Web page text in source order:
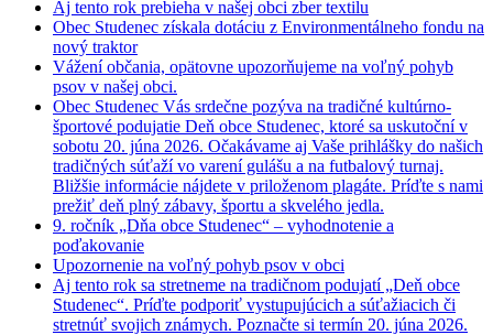
Aj tento rok prebieha v našej obci zber textilu
Obec Studenec získala dotáciu z Environmentálneho fondu na
nový traktor
Vážení občania, opätovne upozorňujeme na voľný pohyb
psov v našej obci.
Obec Studenec Vás srdečne pozýva na tradičné kultúrno-
športové podujatie Deň obce Studenec, ktoré sa uskutoční v
sobotu 20. júna 2026. Očakávame aj Vaše prihlášky do našich
tradičných súťaží vo varení gulášu a na futbalový turnaj.
Bližšie informácie nájdete v priloženom plagáte. Príďte s nami
prežiť deň plný zábavy, športu a skvelého jedla.
9. ročník „Dňa obce Studenec“ – vyhodnotenie a
poďakovanie
Upozornenie na voľný pohyb psov v obci
Aj tento rok sa stretneme na tradičnom podujatí „Deň obce
Studenec“. Príďte podporiť vystupujúcich a súťažiacich či
stretnúť svojich známych. Poznačte si termín 20. júna 2026.